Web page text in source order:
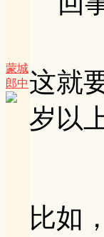
蒙城
郎中 这就
岁以
比如